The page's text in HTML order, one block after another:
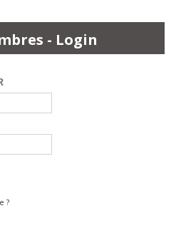
- Login
?